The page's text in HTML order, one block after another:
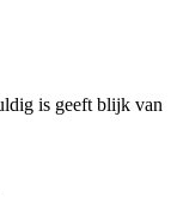
is geeft blijk van